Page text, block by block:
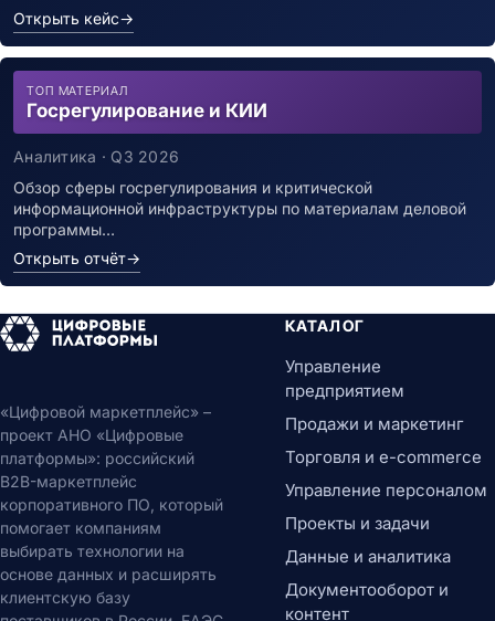
Открыть кейс→
ТОП МАТЕРИАЛ
Госрегулирование и КИИ
Аналитика · Q3 2026
Обзор сферы госрегулирования и критической
информационной инфраструктуры по материалам деловой
программы…
Открыть отчёт→
«Цифровой маркетплейс» –
проект АНО «Цифровые
платформы»: российский
B2B-маркетплейс
корпоративного ПО, который
помогает компаниям
выбирать технологии на
основе данных и расширять
клиентскую базу
КАТАЛОГ
Управление
предприятием
Продажи и маркетинг
Торговля и e-commerce
Управление персоналом
Проекты и задачи
Данные и аналитика
Документооборот и
контент